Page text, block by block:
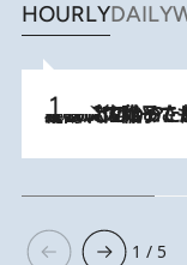
HOURLYDAILY
2026.8.5
【阿川佐和子さんの年とる力】なぜ70代で始めた趣味は“こんなに楽しい”のか？ ピアノ、俳句…スランプに陥っても続けられる“ある秘訣”とは
1 / 5